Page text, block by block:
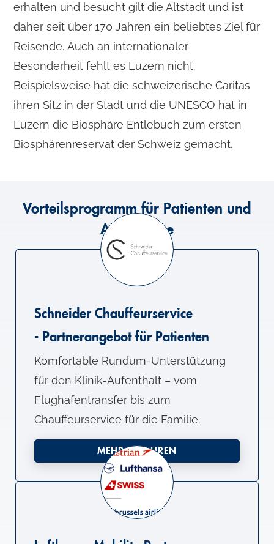
erhalten und besucht gilt die Altstadt und ist
daher seit über 170 Jahren ein beliebtes Ziel für
Reisende. Auch an internationaler
Besonderheit fehlt es Luzern nicht.
Beispielsweise hat die schweizerische Caritas
ihren Sitz in der Stadt und die UNESCO hat in
Luzern die Biosphäre Entlebuch zum ersten
Biosphärenreservat der Schweiz gemacht.
Vorteilsprogramm für Patienten und
Angehörige
Schneider Chauffeurservice
- Partnerangebot für Patienten
Komfortable Rundum-Unterstützung
für den Klinik-Aufenthalt – vom
Flughafentransfer bis zum
Chauffeurservice für die Familie.
MEHR ERFAHREN